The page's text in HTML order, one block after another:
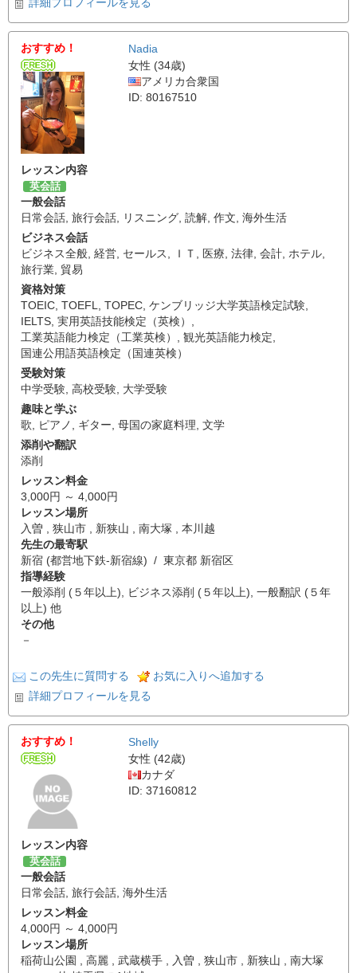
詳細プロフィールを見る
おすすめ！
Nadia
女性 (34歳)
アメリカ合衆国
ID: 80167510
レッスン内容
英会話
一般会話
日常会話, 旅行会話, リスニング, 読解, 作文, 海外生活
ビジネス会話
ビジネス全般, 経営, セールス, ＩＴ , 医療, 法律, 会計, ホテル,
旅行業, 貿易
資格対策
TOEIC, TOEFL, TOPEC, ケンブリッジ大学英語検定試験,
IELTS, 実用英語技能検定（英検） ,
工業英語能力検定（工業英検） , 観光英語能力検定,
国連公用語英語検定（国連英検）
受験対策
中学受験, 高校受験, 大学受験
趣味と学ぶ
歌, ピアノ , ギター, 母国の家庭料理, 文学
添削や翻訳
添削
レッスン料金
3,000円 ～ 4,000円
レッスン場所
入曽 , 狭山市 , 新狭山 , 南大塚 , 本川越
先生の最寄駅
新宿 (都営地下鉄-新宿線) / 東京都 新宿区
指導経験
一般添削 (５年以上), ビジネス添削 (５年以上), 一般翻訳 (５年
以上) 他
その他
－
この先生に質問する
お気に入りへ追加する
詳細プロフィールを見る
おすすめ！
Shelly
女性 (42歳)
カナダ
ID: 37160812
レッスン内容
英会話
一般会話
日常会話, 旅行会話, 海外生活
レッスン料金
4,000円 ～ 4,000円
レッスン場所
稲荷山公園 , 高麗 , 武蔵横手 , 入曽 , 狭山市 , 新狭山 , 南大塚